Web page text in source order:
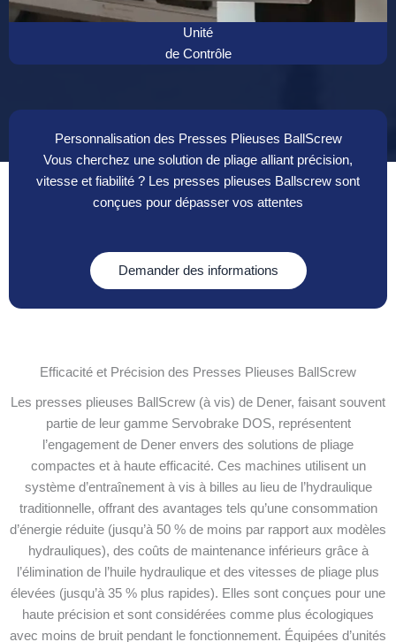
Unité
de Contrôle
Personnalisation des Presses Plieuses BallScrew
Vous cherchez une solution de pliage alliant précision,
vitesse et fiabilité ? Les presses plieuses Ballscrew sont
conçues pour dépasser vos attentes
Demander des informations
Efficacité et Précision des Presses Plieuses BallScrew
Les presses plieuses BallScrew (à vis) de Dener, faisant souvent
partie de leur gamme Servobrake DOS, représentent
l’engagement de Dener envers des solutions de pliage
compactes et à haute efficacité. Ces machines utilisent un
système d’entraînement à vis à billes au lieu de l’hydraulique
traditionnelle, offrant des avantages tels qu’une consommation
d’énergie réduite (jusqu’à 50 % de moins par rapport aux modèles
hydrauliques), des coûts de maintenance inférieurs grâce à
l’élimination de l’huile hydraulique et des vitesses de pliage plus
élevées (jusqu’à 35 % plus rapides). Elles sont conçues pour une
haute précision et sont considérées comme plus écologiques
avec moins de bruit pendant le fonctionnement. Équipées d’unités